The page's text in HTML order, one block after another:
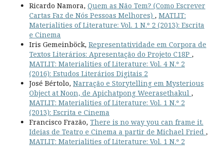
Ricardo Namora, Quem as Não Tem? (Como Escrever
Cartas Faz de Nós Pessoas Melhores) , MATLIT:
Materialities of Literature: Vol. 1 N.º 2 (2013): Escrita
e Cinema
Iris Gemeinböck, Representatividade em Corpora de
Textos Literários: Apresentação do Projeto C18P ,
MATLIT: Materialities of Literature: Vol. 4 N.º 2
(2016): Estudos Literários Digitais 2
José Bértolo, Narração e Storytelling em Mysterious
Object at Noon, de Apichatpong Weerasethakul ,
MATLIT: Materialities of Literature: Vol. 1 N.º 2
(2013): Escrita e Cinema
Francisco Frazão, There is no way you can frame it.
Ideias de Teatro e Cinema a partir de Michael Fried ,
MATLIT: Materialities of Literature: Vol. 1 N.º 2